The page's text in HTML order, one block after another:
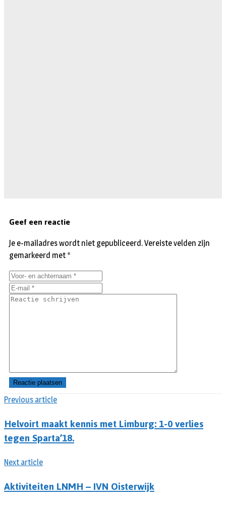
Previous article
Helvoirt maakt kennis met Limburg: 1-0 verlies
tegen Sparta’18.
Next article
Aktiviteiten LNMH – IVN Oisterwijk
Geef een reactie
Je e-mailadres wordt niet gepubliceerd.Vereiste velden zijn
gemarkeerd met *